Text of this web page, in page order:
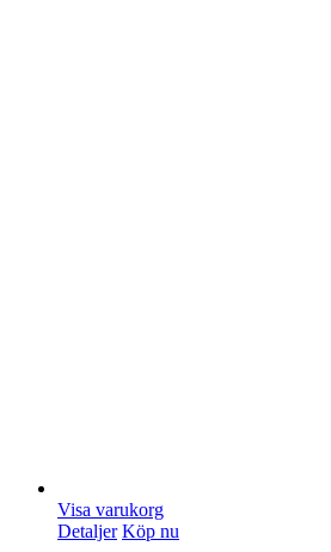
Visa varukorg
Detaljer Köp nu